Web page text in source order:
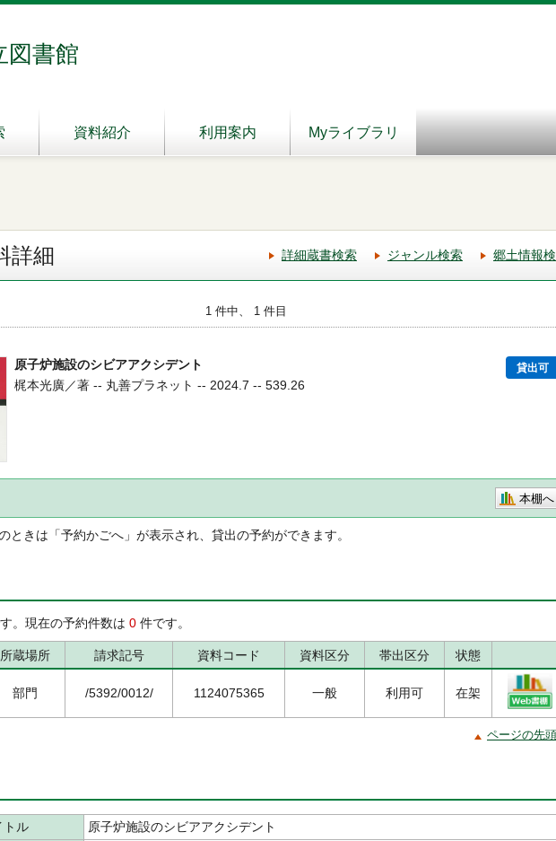
図書館
資料紹介 利用案内 Myライブラリ
詳細 詳細蔵書検索 ジャンル検索 郷土情報
1 件中、 1 件目
原子炉施設のシビアアクシデント 貸出可
梶本光廣／著 -- 丸善プラネット -- 2024.7 -- 539.26
本棚へ
ときは「予約かごへ」が表示され、貸出の予約ができます。
。現在の予約件数は 0 件です。
所蔵場所 請求記号 資料コード 資料区分 帯出区分 状態
部門 /5392/0012/ 1124075365 一般 利用可 在架
ページの先
トル
原子炉施設のシビアアクシデント